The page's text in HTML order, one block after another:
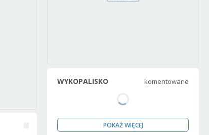
WYKOPALISKO komentowane
POKAŻ WIĘCEJ